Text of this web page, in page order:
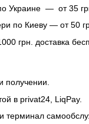
Украине — от 35
по Киеву — от 50
грн. доставка
получении.
в privat24, LiqPay.
терминал